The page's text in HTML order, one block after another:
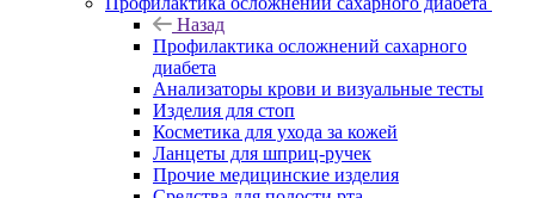
Назад
Профилактика осложнений сахарного
диабета
Анализаторы крови и визуальные тесты
Изделия для стоп
Косметика для ухода за кожей
Ланцеты для шприц-ручек
Прочие медицинские изделия